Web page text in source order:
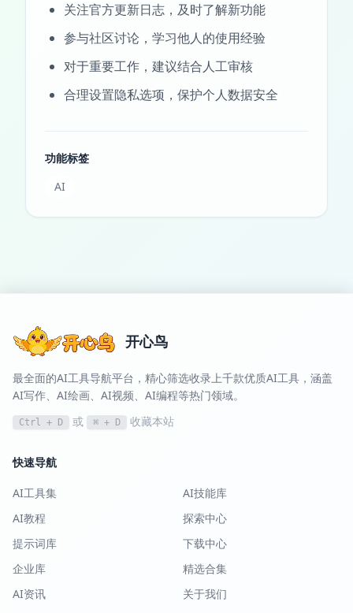
关注官方更新日志，及时了解新功能
参与社区讨论，学习他人的使用经验
对于重要工作，建议结合人工审核
合理设置隐私选项，保护个人数据安全
功能标签
AI
开心鸟
最全面的AI工具导航平台，精心筛选收录上千款优质AI工具，涵盖
AI写作、AI绘画、AI视频、AI编程等热门领域。
Ctrl + D 或 ⌘ + D 收藏本站
快速导航
AI工具集
AI技能库
AI教程
探索中心
提示词库
下载中心
企业库
精选合集
AI资讯
关于我们